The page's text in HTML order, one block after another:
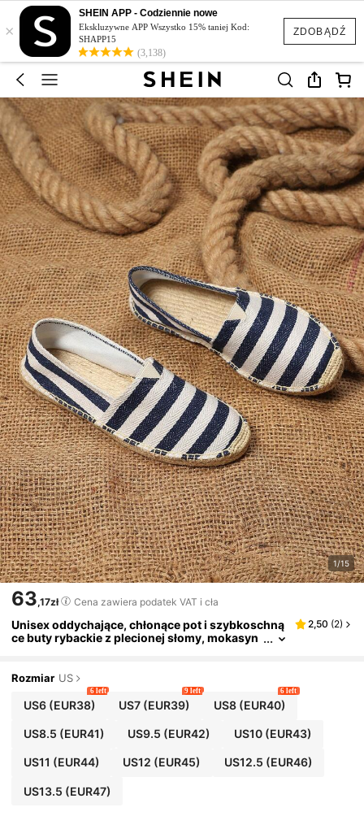
ZDOBĄDŹ
×
SHEIN APP - Codziennie nowe
Ekskluzywne APP Wszystko 15% taniej Kod:
SHAPP15
(3,138)
1/15
63,17zł Cena zawiera podatek VAT i cła
Unisex oddychające, chłonące pot i szybkoschną
ce buty rybackie z plecionej słomy, mokasyn
cznie plecione vintage buty fitness, buty do wod
y, buty barefoot, buty z plecionego włókna lniane
go z zamkniętymi palcami, wsuwane buty casual
owe, buty z płótna na gumowej podeszwie
2,50 (2)
Rozmiar US
US6(EUR38)
6 left
US7 (EUR39)
9 left
US8(EUR40)
6 left
US8.5 (EUR41) US9.5 (EUR42) US10(EUR43)
US11 (EUR44) US12 (EUR45) US12.5 (EUR46)
US13.5 (EUR47)